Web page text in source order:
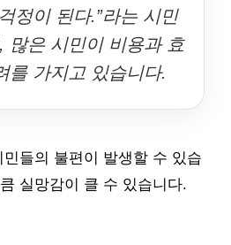
정이 된다.”라는 시민
많은 시민이 비용과 효
를 가지고 있습니다.
들의 불편이 발생할 수 있습
실망감이 클 수 있습니다.